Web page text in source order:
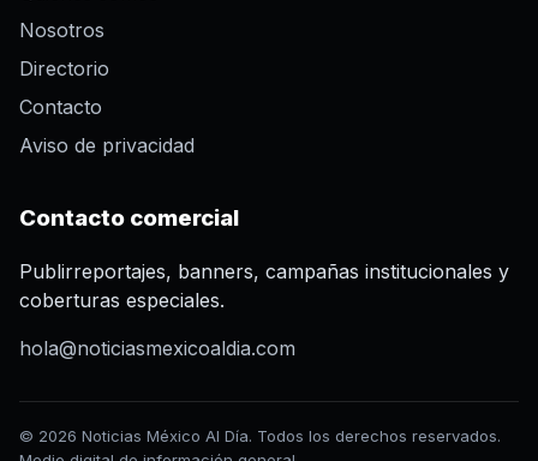
Nosotros
Directorio
Contacto
Aviso de privacidad
Contacto comercial
Publirreportajes, banners, campañas institucionales y
coberturas especiales.
hola@noticiasmexicoaldia.com
© 2026 Noticias México Al Día. Todos los derechos reservados.